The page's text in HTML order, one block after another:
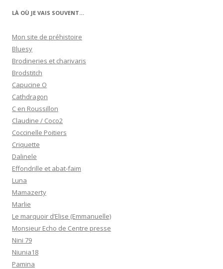
LÀ OÙ JE VAIS SOUVENT…
Mon site de préhistoire
Bluesy
Brodineries et charivaris
Brodstitch
Capucine O
Cathdragon
C en Roussillon
Claudine / Coco2
Coccinelle Poitiers
Criquette
Dalinele
Effondrille et abat-faim
Luna
Mamazerty
Marlie
Le marquoir d’Elise (Emmanuelle)
Monsieur Echo de Centre presse
Nini 79
Niunia18
Pamina